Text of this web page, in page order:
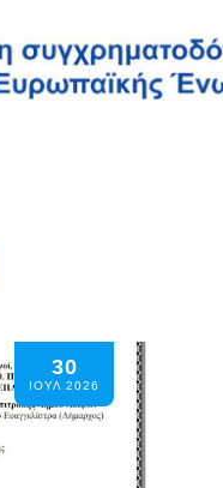
24
ΙΟΥΛ 2026